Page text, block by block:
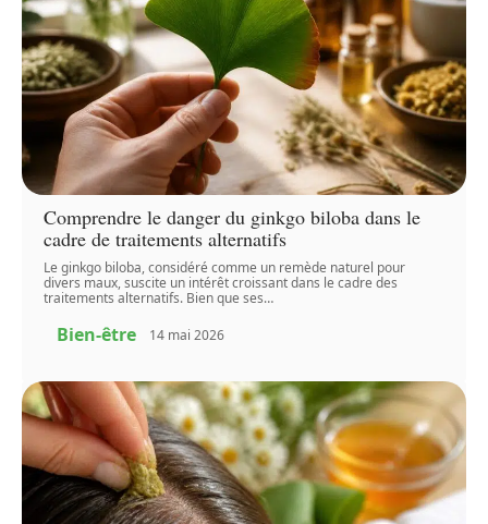
Comprendre le danger du ginkgo biloba dans le
cadre de traitements alternatifs
Le ginkgo biloba, considéré comme un remède naturel pour
divers maux, suscite un intérêt croissant dans le cadre des
traitements alternatifs. Bien que ses…
Bien-être 14 mai 2026